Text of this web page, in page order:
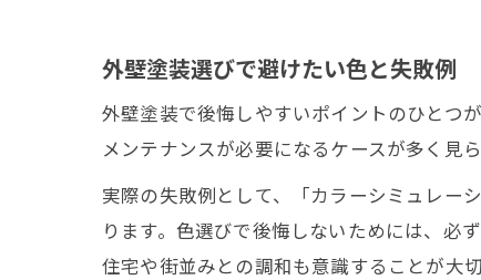
外壁塗装選びで避けたい色と失敗例
外壁塗装で後悔しやすいポイントのひとつ
メンテナンスが必要になるケースが多く見
実際の失敗例として、「カラーシミュレー
ります。色選びで後悔しないためには、必
住宅や街並みとの調和も意識することが大切